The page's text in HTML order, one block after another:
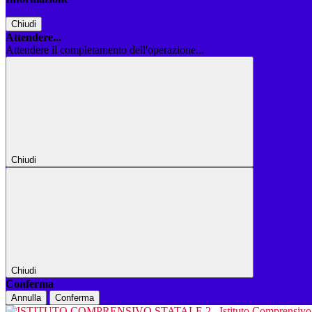
Chiudi
Attendere...
Attendere il completamento dell'operazione...
Chiudi
Chiudi
Conferma
Annulla Conferma